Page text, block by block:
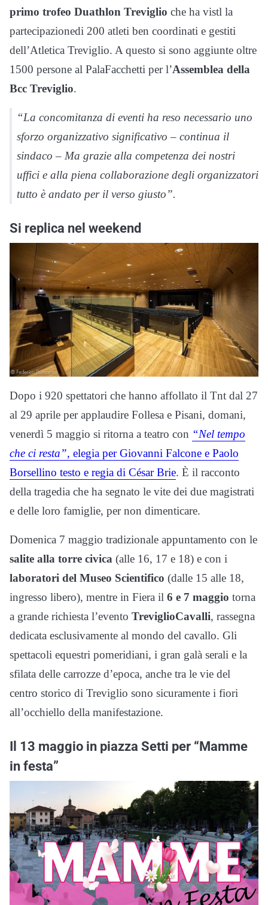
primo trofeo Duathlon Treviglio che ha vistl la
partecipazionedi 200 atleti ben coordinati e gestiti
dell’Atletica Treviglio. A questo si sono aggiunte oltre
1500 persone al PalaFacchetti per l’Assemblea della
Bcc Treviglio.
“La concomitanza di eventi ha reso necessario uno
sforzo organizzativo significativo – continua il
sindaco – Ma grazie alla competenza dei nostri
uffici e alla piena collaborazione degli organizzatori
tutto è andato per il verso giusto”.
Si replica nel weekend
Dopo i 920 spettatori che hanno affollato il Tnt dal 27
al 29 aprile per applaudire Follesa e Pisani, domani,
venerdì 5 maggio si ritorna a teatro con “Nel tempo
che ci resta”, elegia per Giovanni Falcone e Paolo
Borsellino testo e regia di César Brie. È il racconto
della tragedia che ha segnato le vite dei due magistrati
e delle loro famiglie, per non dimenticare.
Domenica 7 maggio tradizionale appuntamento con le
salite alla torre civica (alle 16, 17 e 18) e con i
laboratori del Museo Scientifico (dalle 15 alle 18,
ingresso libero), mentre in Fiera il 6 e 7 maggio torna
a grande richiesta l’evento TreviglioCavalli, rassegna
dedicata esclusivamente al mondo del cavallo. Gli
spettacoli equestri pomeridiani, i gran galà serali e la
sfilata delle carrozze d’epoca, anche tra le vie del
centro storico di Treviglio sono sicuramente i fiori
all’occhiello della manifestazione.
Il 13 maggio in piazza Setti per “Mamme
in festa”